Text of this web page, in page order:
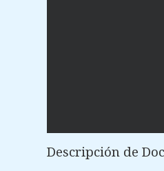
Descripción de